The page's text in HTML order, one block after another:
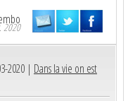
2020
2020 | Dans la vie on est